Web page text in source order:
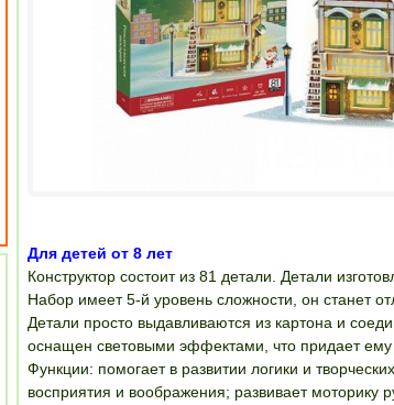
Для детей от 8 лет
Конструктор состоит из 81 детали. Детали
Набор имеет 5-й уровень сложности, он станет
Детали просто выдавливаются из картона и
оснащен световыми эффектами, что придает
Функции: помогает в развитии логики и
восприятия и воображения; развивает моторику